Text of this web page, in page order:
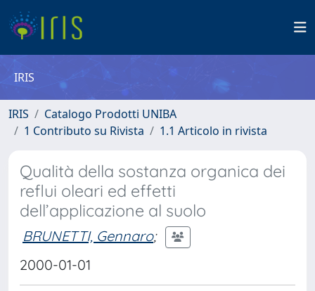
IRIS
IRIS
Catalogo Prodotti UNIBA
1 Contributo su Rivista
1.1 Articolo in rivista
Qualità della sostanza organica dei
reflui oleari ed effetti
dell’applicazione al suolo
BRUNETTI, Gennaro;
2000-01-01